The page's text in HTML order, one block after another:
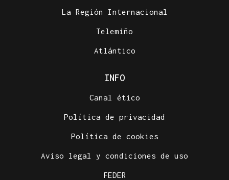
La Región Internacional
Telemiño
Atlántico
INFO
Canal ético
Política de privacidad
Política de cookies
Aviso legal y condiciones de uso
FEDER